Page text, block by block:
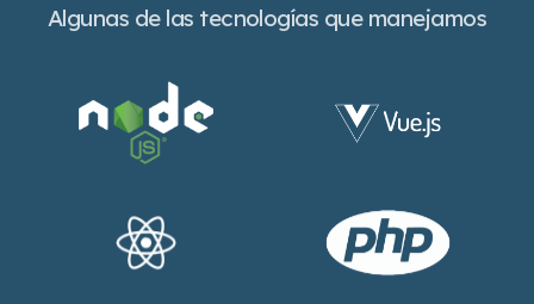
Algunas de las tecnologías que manejamos